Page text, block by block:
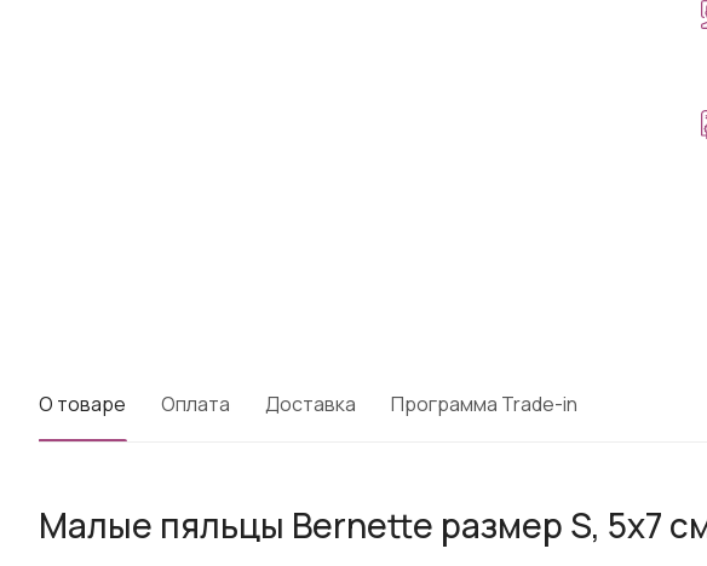
О товаре Оплата Доставка Программа Trade-in
Малые пяльцы Bernette размер S, 5х7